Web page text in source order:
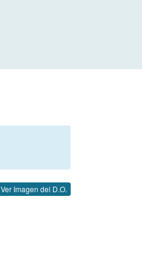
Ver Imagen del D.O.